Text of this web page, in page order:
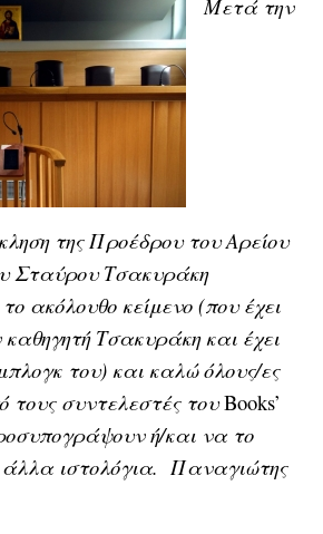
Μετά την
της Προέδρου του Αρείου
Σταύρου Τσακυράκη
ακόλουθο κείμενο (που έχει
Τσακυράκη και έχει
του) και καλώ όλους/ες
τους συντελεστές τουBooks’
ή/και να το
ιστολόγια. Παναγιώτης